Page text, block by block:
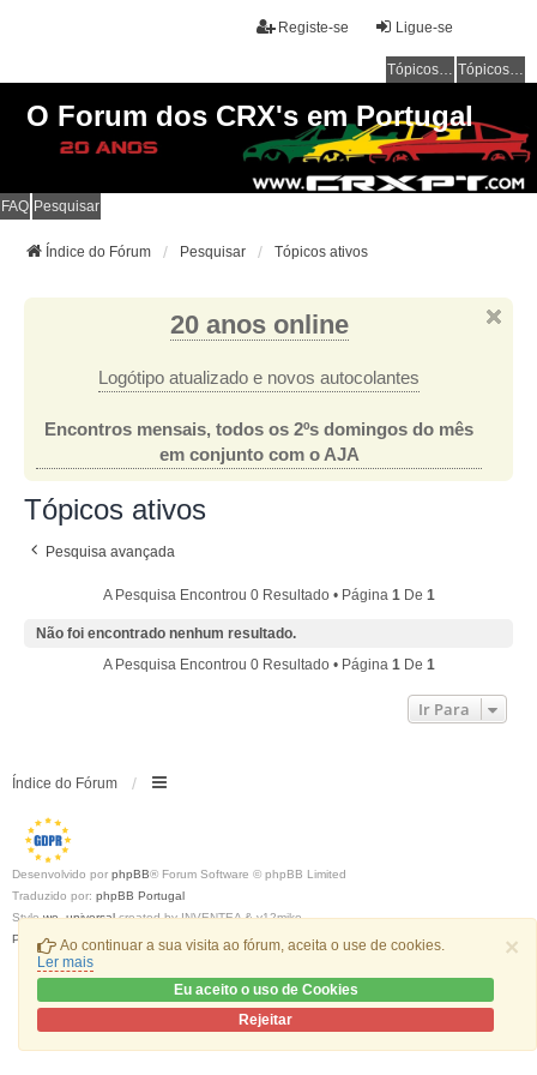
×
Ao continuar a sua visita ao fórum, aceita o use de cookies.
Ler mais
Eu aceito o uso de Cookies
Rejeitar
Ligue-se
Registe-se
Tópicos sem resposta Tópicos ativos
O Forum dos CRX's em Portugal
FAQ Pesquisar
Índice do Fórum Pesquisar Tópicos ativos
20 anos online
Logótipo atualizado e novos autocolantes
Encontros mensais, todos os 2ºs domingos do mês
em conjunto com o AJA
Tópicos ativos
Pesquisa avançada
A Pesquisa Encontrou 0 Resultado • Página 1De 1
Não foi encontrado nenhum resultado.
A Pesquisa Encontrou 0 Resultado • Página 1De 1
Ir Para
Índice do Fórum
Desenvolvido por phpBB® Forum Software © phpBB Limited
Traduzido por: phpBB Portugal
Stylewe_universalcreated by INVENTEA & v12mike
Privacidade
Termos